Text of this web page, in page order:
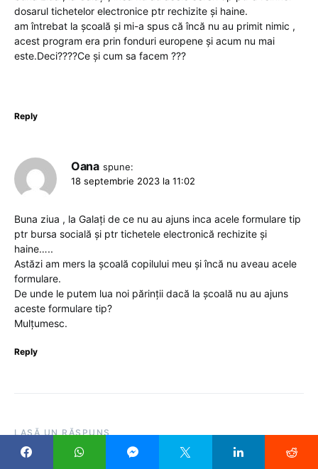
dosarul tichetelor electronice ptr rechizite și haine.
am întrebat la școală și mi-a spus că încă nu au primit nimic ,
acest program era prin fonduri europene și acum nu mai
este.Deci????Ce și cum sa facem ???
Reply
Oana spune:
18 septembrie 2023 la 11:02
Buna ziua , la Galați de ce nu au ajuns inca acele formulare tip
ptr bursa socială și ptr tichetele electronică rechizite și
haine…..
Astăzi am mers la școală copilului meu și încă nu aveau acele
formulare.
De unde le putem lua noi părinții dacă la școală nu au ajuns
aceste formulare tip?
Mulțumesc.
Reply
LASĂ UN RĂSPUNS